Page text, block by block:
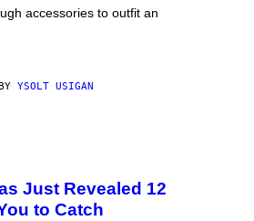
accessories to outfit an
YSOLT USIGAN
Just Revealed 12
to Catch